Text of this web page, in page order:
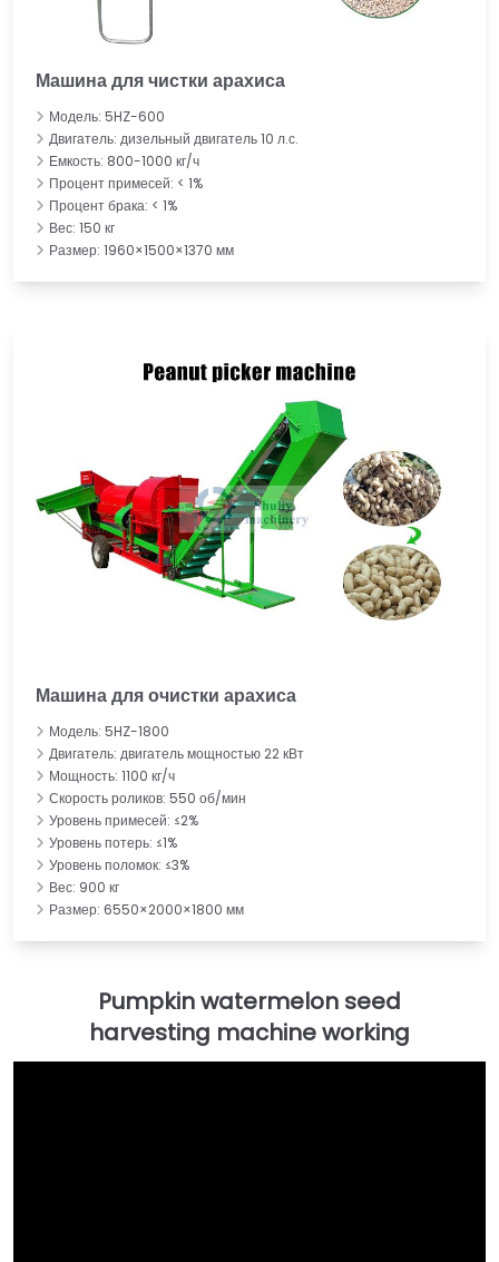
Машина для чистки арахиса
Модель: 5HZ-600
Двигатель: дизельный двигатель 10 л.с.
Емкость: 800-1000 кг/ч
Процент примесей: < 1%
Процент брака: < 1%
Вес: 150 кг
Размер: 1960×1500×1370 мм
Машина для очистки арахиса
Модель: 5HZ-1800
Двигатель: двигатель мощностью 22 кВт
Мощность: 1100 кг/ч
Скорость роликов: 550 об/мин
Уровень примесей: ≤2%
Уровень потерь: ≤1%
Уровень поломок: ≤3%
Вес: 900 кг
Размер: 6550×2000×1800 мм